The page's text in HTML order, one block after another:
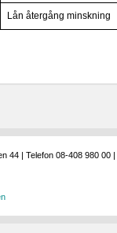
Lån återgång minskning
44 | Telefon 08-408 980 00 |